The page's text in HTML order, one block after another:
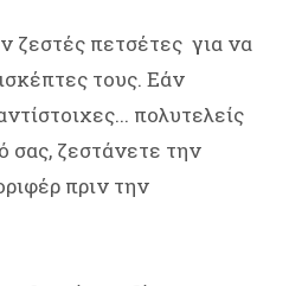
ζεστές πετσέτες για να
τους. Εάν
πολυτελείς
σας, ζεστάνετε την
πριν την